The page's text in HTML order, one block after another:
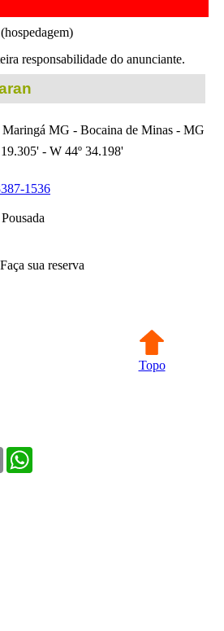
responsabilidade do anunciante.
MG - Bocaina de Minas - MG
19.305' - W 44º 34.198'
1536
Faça sua reserva
Topo
Email